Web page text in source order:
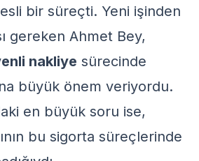
bir süreçti. Yeni işinden
gereken Ahmet Bey,
nakliye sürecinde
büyük önem veriyordu.
en büyük soru ise,
bu sigorta süreçlerinde